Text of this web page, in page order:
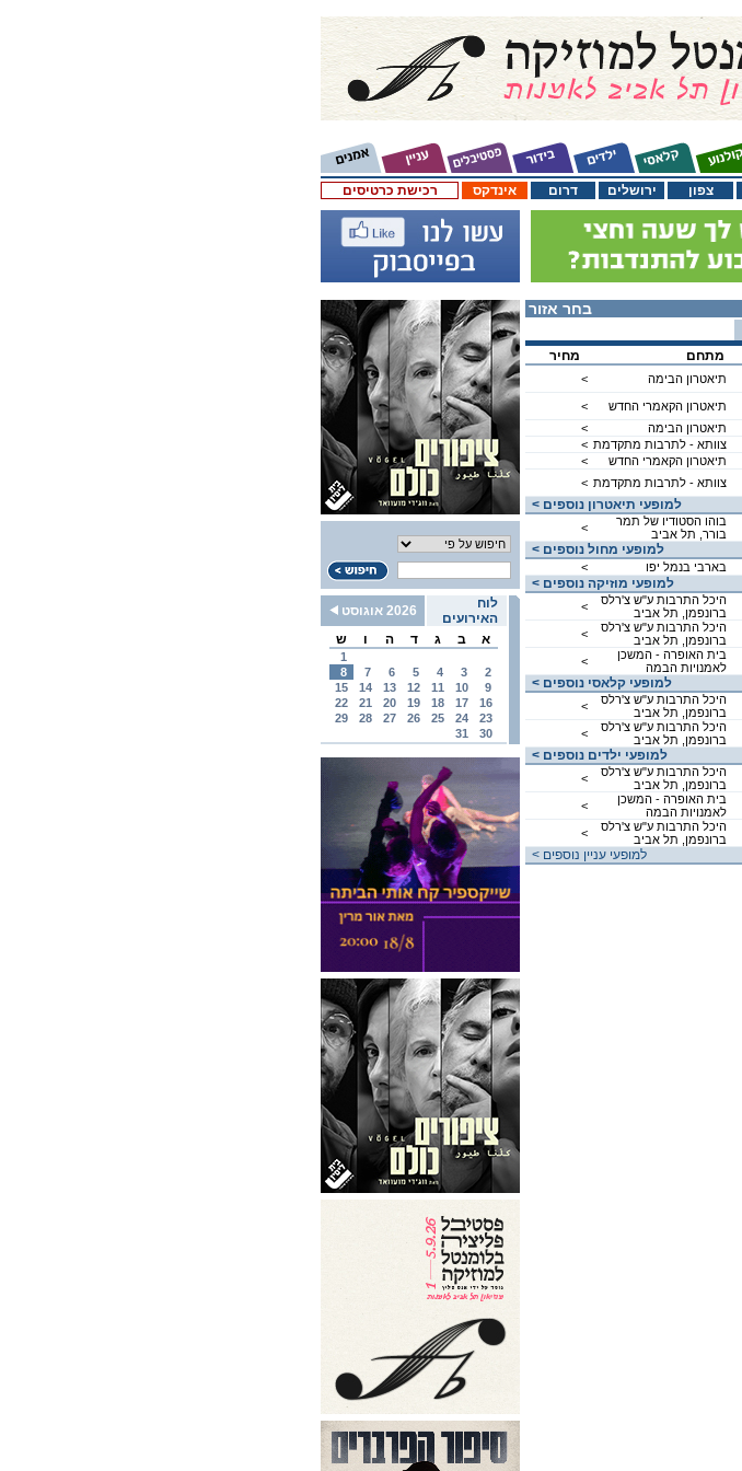
רכישת כרטיסים אינדקס דרום ירושלים צפון
לוח
האירועים
2026 אוגוסט
א
ב ג ד ה ו ש
1
2
3
4
5
6
7
8
9
10
11
12
13
14
15
16
17
18
19
20
21
22
23
24
25
26
27
28
29
30
31
בחר אזור
מחיר
מתחם
< תיאטרון הבימה
< תיאטרון הקאמרי החדש
<
תיאטרון הבימה
< צוותא - לתרבות מתקדמת
<
תיאטרון הקאמרי החדש
< צוותא - לתרבות מתקדמת
< למופעי תיאטרון נוספים
<
בוהו הסטודיו של תמר
בורר, תל אביב
< למופעי מחול נוספים
< בארבי בנמל יפו
< למופעי מוזיקה נוספים
<
היכל התרבות ע"ש צ'רלס
ברונפמן, תל אביב
<
היכל התרבות ע"ש צ'רלס
ברונפמן, תל אביב
<
בית האופרה - המשכן
לאמנויות הבמה
< למופעי קלאסי נוספים
<
היכל התרבות ע"ש צ'רלס
ברונפמן, תל אביב
<
היכל התרבות ע"ש צ'רלס
ברונפמן, תל אביב
< למופעי ילדים נוספים
<
היכל התרבות ע"ש צ'רלס
ברונפמן, תל אביב
<
בית האופרה - המשכן
לאמנויות הבמה
<
היכל התרבות ע"ש צ'רלס
ברונפמן, תל אביב
< למופעי עניין נוספים